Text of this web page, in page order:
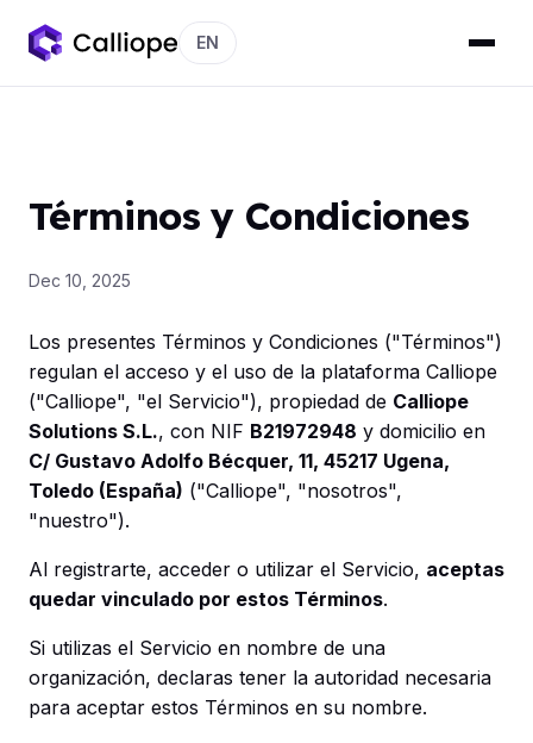
EN
Términos y Condiciones
Dec 10, 2025
Los presentes Términos y Condiciones ("Términos")
regulan el acceso y el uso de la plataforma Calliope
("Calliope", "el Servicio"), propiedad de Calliope
Solutions S.L., con NIF B21972948 y domicilio en
C/ Gustavo Adolfo Bécquer, 11, 45217 Ugena,
Toledo (España) ("Calliope", "nosotros",
"nuestro").
Al registrarte, acceder o utilizar el Servicio, aceptas
quedar vinculado por estos Términos.
Si utilizas el Servicio en nombre de una
organización, declaras tener la autoridad necesaria
para aceptar estos Términos en su nombre.